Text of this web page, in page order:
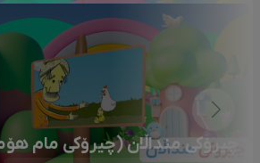
چیرۆکی منداڵان (چیرۆکی مام